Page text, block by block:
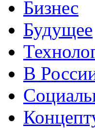
Бизнес
Будущее
В